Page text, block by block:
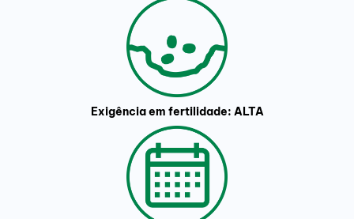
Exigência em fertilidade: ALTA